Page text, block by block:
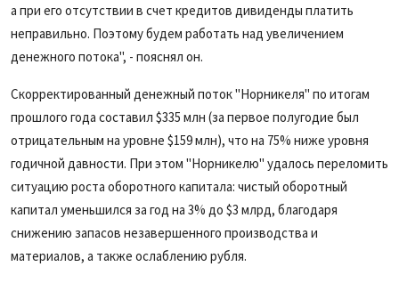
а при его отсутствии в счет кредитов дивиденды платить
неправильно. Поэтому будем работать над увеличением
денежного потока", - пояснял он.
Скорректированный денежный поток "Норникеля" по итогам
прошлого года составил $335 млн (за первое полугодие был
отрицательным на уровне $159 млн), что на 75% ниже уровня
годичной давности. При этом "Норникелю" удалось переломить
ситуацию роста оборотного капитала: чистый оборотный
капитал уменьшился за год на 3% до $3 млрд, благодаря
снижению запасов незавершенного производства и
материалов, а также ослаблению рубля.